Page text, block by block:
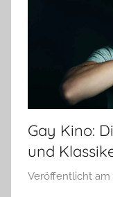
Gay Kino:
und
Veröffentlicht am